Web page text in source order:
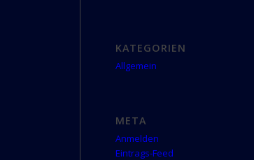
KATEGORIEN
Allgemein
META
Anmelden
Eintrags-Feed